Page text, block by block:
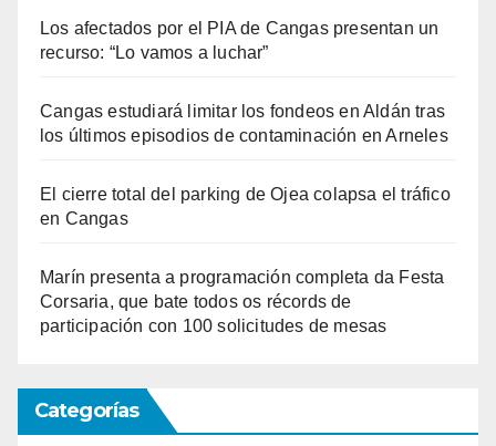
Los afectados por el PIA de Cangas presentan un
recurso: “Lo vamos a luchar”
Cangas estudiará limitar los fondeos en Aldán tras
los últimos episodios de contaminación en Arneles
El cierre total del parking de Ojea colapsa el tráfico
en Cangas
Marín presenta a programación completa da Festa
Corsaria, que bate todos os récords de
participación con 100 solicitudes de mesas
Categorías